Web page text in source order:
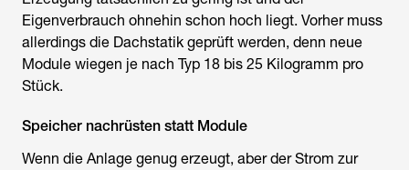
Eigenverbrauch ohnehin schon hoch liegt. Vorher muss
allerdings die Dachstatik geprüft werden, denn neue
Module wiegen je nach Typ 18 bis 25 Kilogramm pro
Stück.
Speicher nachrüsten statt Module
Wenn die Anlage genug erzeugt, aber der Strom zur